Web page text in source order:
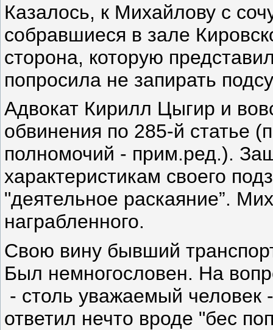
Казалось, к Михайлову с
собравшиеся в зале
сторона, которую
попросила не запирать
Адвокат Кирилл Цыгир и
обвинения по 285-й статье
полномочий - прим.ред.).
характеристикам своего
"деятельное раскаяние”.
награбленного.
Свою вину бывший
Был немногословен. На
- столь уважаемый
ответил нечто вроде "бес